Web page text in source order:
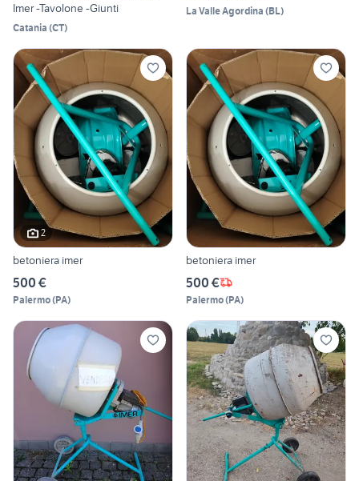
Imer -Tavolone -Giunti
Catania (CT)
La Valle Agordina (BL)
2
betoniera imer
500 €
Palermo(PA)
betoniera imer
500 €
Palermo(PA)